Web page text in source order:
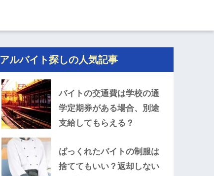
アルバイト探しの人気記事
バイトの交通費は学校の通
学定期券がある場合、別途
支給してもらえる？
ばっくれたバイトの制服は
捨ててもいい？返却しない